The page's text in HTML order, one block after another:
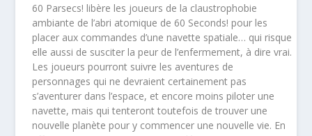
60 Parsecs! libère les joueurs de la claustrophobie
ambiante de l’abri atomique de 60 Seconds! pour les
placer aux commandes d’une navette spatiale… qui risque
elle aussi de susciter la peur de l’enfermement, à dire vrai.
Les joueurs pourront suivre les aventures de
personnages qui ne devraient certainement pas
s’aventurer dans l’espace, et encore moins piloter une
navette, mais qui tenteront toutefois de trouver une
nouvelle planète pour y commencer une nouvelle vie. En